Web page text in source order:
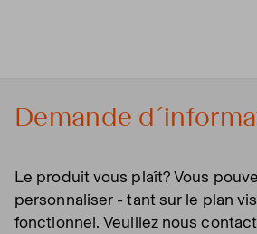
Demande
Le produit vous plaît? Vous
personnaliser - tant sur le plan
fonctionnel. Veuillez nous